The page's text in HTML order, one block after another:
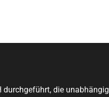
durchgeführt, die unabhängig